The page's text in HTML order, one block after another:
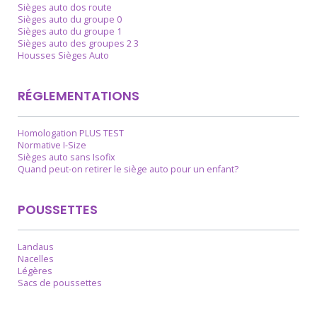
Sièges auto dos route
Sièges auto du groupe 0
Sièges auto du groupe 1
Sièges auto des groupes 2 3
Housses Sièges Auto
RÉGLEMENTATIONS
Homologation PLUS TEST
Normative I-Size
Sièges auto sans Isofix
Quand peut-on retirer le siège auto pour un enfant?
POUSSETTES
Landaus
Nacelles
Légères
Sacs de poussettes